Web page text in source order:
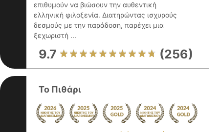
επιθυμούν να βιώσουν την αυθεντική
ελληνική φιλοξενία. Διατηρώντας ισχυρούς
δεσμούς με την παράδοση, παρέχει μια
ξεχωριστή ...
9.7 (256)
Το Πιθάρι